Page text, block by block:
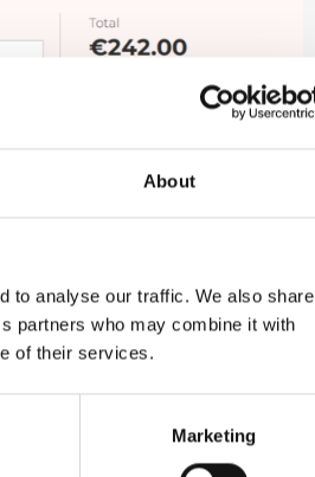
About
to analyse our traffic. We also share
partners who may combine it with
of their services.
Marketing